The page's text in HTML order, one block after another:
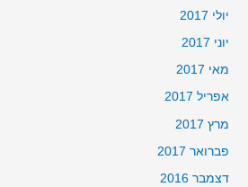
יולי 2017
יוני 2017
מאי 2017
אפריל 2017
מרץ 2017
פברואר 2017
דצמבר 2016